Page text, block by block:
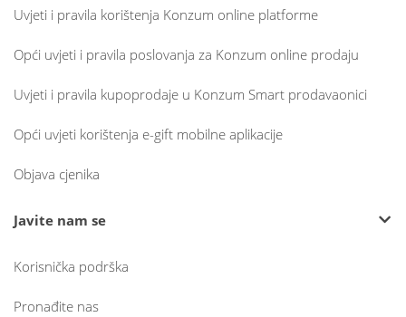
Uvjeti i pravila korištenja Konzum online platforme
Opći uvjeti i pravila poslovanja za Konzum online prodaju
Uvjeti i pravila kupoprodaje u Konzum Smart prodavaonici
Opći uvjeti korištenja e-gift mobilne aplikacije
Objava cjenika
Javite nam se
Korisnička podrška
Pronađite nas